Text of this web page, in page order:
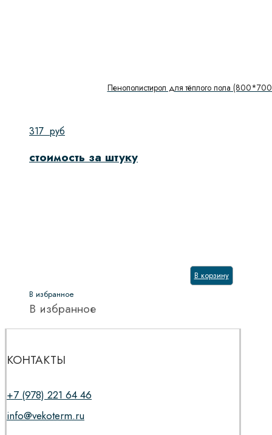
Пенополистирол для тёплого пола
317 руб
стоимость за штуку
В корзину
В избранное
В избранное
КОНТАКТЫ
+7 (978) 221 64 46
info@vekoterm.ru